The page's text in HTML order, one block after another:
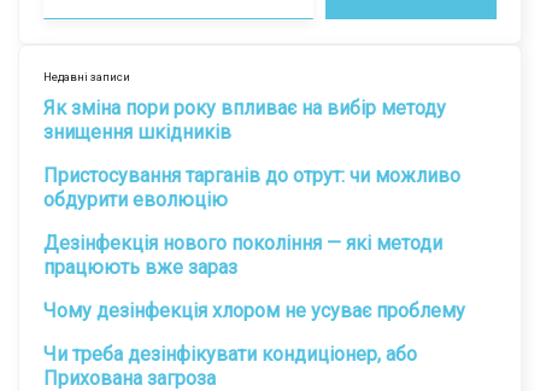
Недавні записи
Як зміна пори року впливає на вибір методу
знищення шкідників
Пристосування тарганів до отрут: чи можливо
обдурити еволюцію
Дезінфекція нового покоління — які методи
працюють вже зараз
Чому дезінфекція хлором не усуває проблему
Чи треба дезінфікувати кондиціонер, або
Прихована загроза